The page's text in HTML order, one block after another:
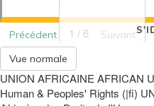
Précédent 1 / 6
Suivant
Vue normale
UNION AFRICAINE AFRICAN
Human & Peoples' Rights (|fi)